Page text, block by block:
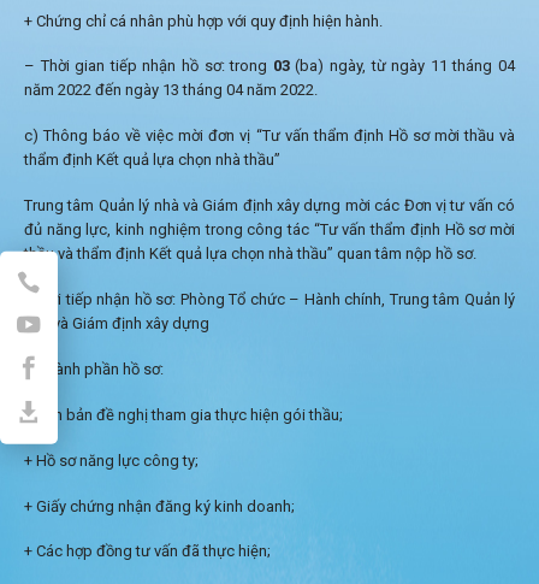
+ Chứng chỉ cá nhân phù hợp với quy định hiện hành.
– Thời gian tiếp nhận hồ sơ: trong 03(ba) ngày, từ ngày 11 tháng 04
năm 2022 đến ngày 13 tháng 04 năm 2022.
c) Thông báo về việc mời đơn vị “Tư vấn thẩm định Hồ sơ mời thầu và
thẩm định Kết quả lựa chọn nhà thầu”
Trung tâm Quản lý nhà và Giám định xây dựng mời các Đơn vị tư vấn có
đủ năng lực, kinh nghiệm trong công tác “Tư vấn thẩm định Hồ sơ mời
thầu và thẩm định Kết quả lựa chọn nhà thầu” quan tâm nộp hồ sơ.
– Nơi tiếp nhận hồ sơ: Phòng Tổ chức – Hành chính, Trung tâm Quản lý
nhà và Giám định xây dựng
– Thành phần hồ sơ:
+ Văn bản đề nghị tham gia thực hiện gói thầu;
+ Hồ sơ năng lực công ty;
+ Giấy chứng nhận đăng ký kinh doanh;
+ Các hợp đồng tư vấn đã thực hiện;